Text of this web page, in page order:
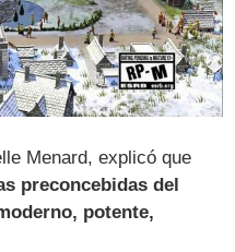
Menard, explicó que
preconcebidas del
potente,